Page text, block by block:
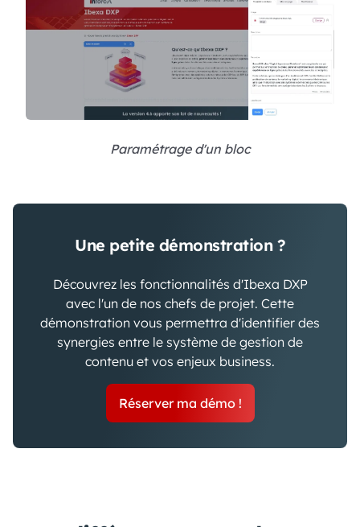
Paramétrage d'un bloc
Une petite démonstration ?
Découvrez les fonctionnalités d'Ibexa DXP
avec l'un de nos chefs de projet. Cette
démonstration vous permettra d'identifier des
synergies entre le système de gestion de
contenu et vos enjeux business.
Réserver ma démo !